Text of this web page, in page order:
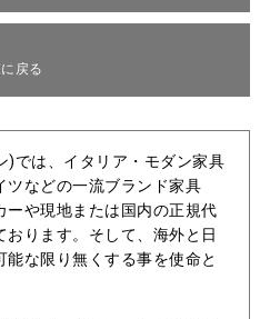
戻る
)では、イタリア・モダン家具
ツなどの一流ブランド家具
ーや現地または国内の正規代
ります。そして、海外と日
な限り無くする事を使命と